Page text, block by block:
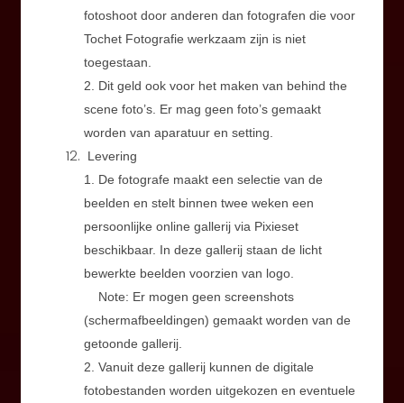
fotoshoot door anderen dan fotografen die voor
Tochet Fotografie werkzaam zijn is niet
toegestaan.
2. Dit geld ook voor het maken van behind the
scene foto’s. Er mag geen foto’s gemaakt
worden van aparatuur en setting.
Levering
1. De fotografe maakt een selectie van de
beelden en stelt binnen twee weken een
persoonlijke online gallerij via Pixieset
beschikbaar. In deze gallerij staan de licht
bewerkte beelden voorzien van logo.
Note: Er mogen geen screenshots
(schermafbeeldingen) gemaakt worden van de
getoonde gallerij.
2. Vanuit deze gallerij kunnen de digitale
fotobestanden worden uitgekozen en eventuele